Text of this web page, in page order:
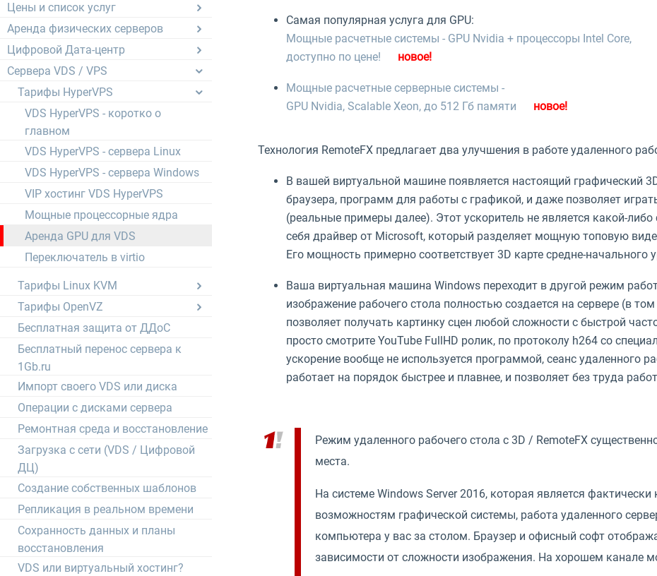
Цены и список услуг
Аренда физических серверов
Цифровой Дата-центр
Сервера VDS / VPS
Тарифы HyperVPS
VDS HyperVPS - коротко о
главном
VDS HyperVPS - сервера Linux
VDS HyperVPS - сервера Windows
VIP хостинг VDS HyperVPS
Мощные процессорные ядра
Аренда GPU для VDS
Переключатель в virtio
Тарифы Linux KVM
Тарифы OpenVZ
Бесплатная защита от ДДоС
Бесплатный перенос сервера к
1Gb.ru
Импорт своего VDS или диска
Операции с дисками сервера
Ремонтная среда и восстановление
Загрузка с сети (VDS / Цифровой
ДЦ)
Создание собственных шаблонов
Репликация в реальном времени
Сохранность данных и планы
восстановления
VDS или виртуальный хостинг?
Самая популярная услуга для GPU:
Мощные расчетные системы - GPU Nvidia + процессоры Intel Core,
доступно по цене!
Мощные расчетные серверные системы -
GPU Nvidia, Scalable Xeon, до 512 Гб памяти
Технология RemoteFX предлагает два улучшения в работе удаленного
В вашей виртуальной машине появляется настоящий графический
браузера, программ для работы с графикой, и даже позволяет
(реальные примеры далее). Этот ускоритель не является какой-
себя драйвер от Microsoft, который разделяет мощную топовую
Его мощность примерно соответствует 3D карте средне-начального
Ваша виртуальная машина Windows переходит в другой режим
изображение рабочего стола полностью создается на сервере (в
позволяет получать картинку сцен любой сложности с быстрой
просто смотрите YouTube FullHD ролик, по протоколу h264 со
ускорение вообще не используется программой, сеанс удаленного
работает на порядок быстрее и плавнее, и позволяет без труда
Режим удаленного рабочего стола с 3D / RemoteFX
места.
На системе Windows Server 2016, которая является
возможностям графической системы, работа удаленного
компьютера у вас за столом. Браузер и офисный софт
зависимости от сложности изображения. На хорошем канале